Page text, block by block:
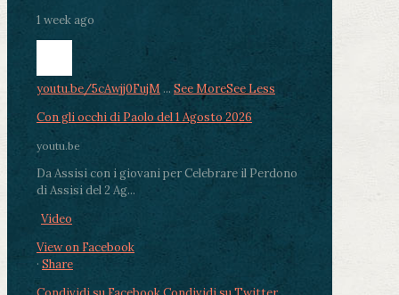
1 week ago
youtu.be/5cAwjj0FujM ... See MoreSee Less
Con gli occhi di Paolo del 1 Agosto 2026
youtu.be
Da Assisi con i giovani per Celebrare il Perdono
di Assisi del 2 Ag...
Video
View on Facebook
· Share